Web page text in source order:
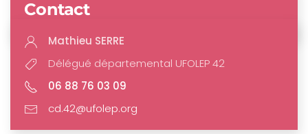
Contact
Mathieu SERRE
Délégué départemental UFOLEP 42
06 88 76 03 09
cd.42@ufolep.org